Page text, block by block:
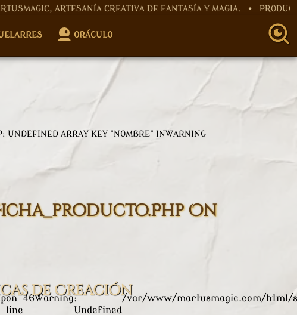
CREATIVA DE FANTASÍA Y MAGIA. • PRODUCTOS
ORÁCULO
WARNING
: UNDEFINED ARRAY KEY "NOMBRE" IN
On
on
line
46Warning:
Undefined
/var/www/martusmagic.com/html/
de Creación